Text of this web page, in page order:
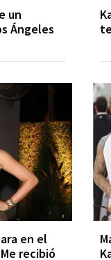
un
Ángeles
en el
recibió